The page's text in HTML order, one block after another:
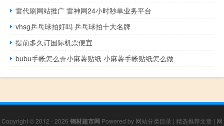
雷代刷网站推广 雷神网24小时秒单业务平台
vhsg乒乓球拍好吗 乒乓球拍十大名牌
提前多久订国际机票便宜
bubu手帐怎么弄小麻薯贴纸 小麻薯手帐贴纸怎么做
Copyright © 2012 - 2026 钢材超市网 Powered by 网站分类目录 | 精选推荐文章 | 网